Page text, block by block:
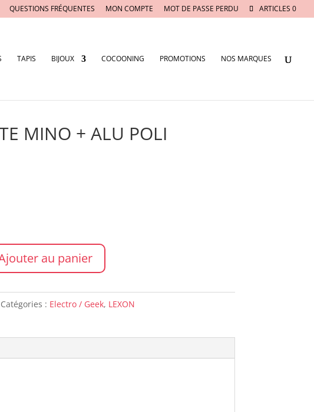
QUESTIONS FRÉQUENTES MON COMPTE MOT DE PASSE PERDU ARTICLES 0
TAPIS BIJOUX COCOONING PROMOTIONS NOS MARQUES
MINO + ALU POLI
au panier
Catégories : Electro / Geek, LEXON